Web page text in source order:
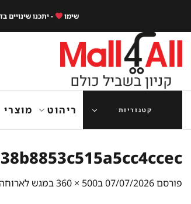
content
שימו - יתכנו
קטגוריות ריהוט
פורסם07/07/2026ב500 × 360 במגש לארוחה קלה – 24